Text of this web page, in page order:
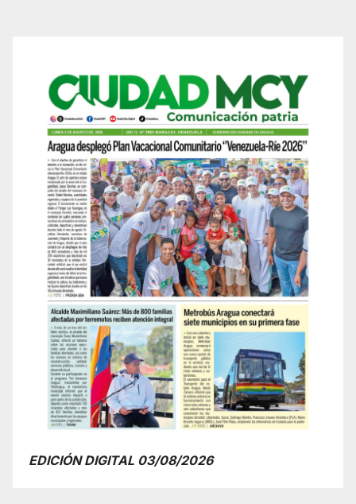
EDICIÓN DIGITAL 03/08/2026